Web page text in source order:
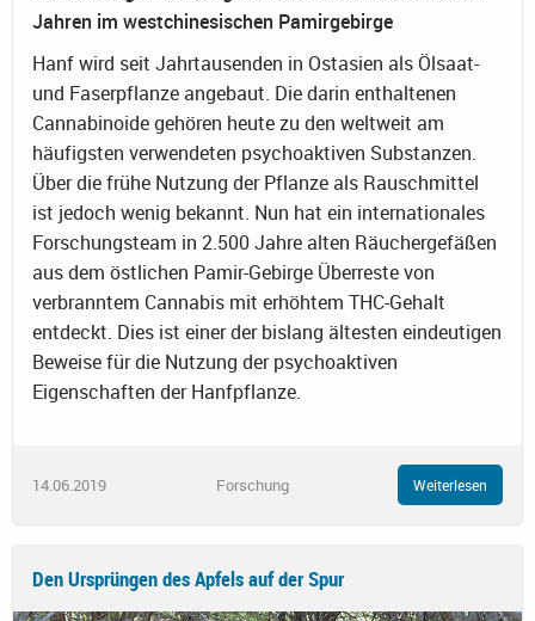
Jahren im westchinesischen Pamirgebirge
Hanf wird seit Jahrtausenden in Ostasien als Ölsaat-
und Faserpflanze angebaut. Die darin enthaltenen
Cannabinoide gehören heute zu den weltweit am
häufigsten verwendeten psychoaktiven Substanzen.
Über die frühe Nutzung der Pflanze als Rauschmittel
ist jedoch wenig bekannt. Nun hat ein internationales
Forschungsteam in 2.500 Jahre alten Räuchergefäßen
aus dem östlichen Pamir-Gebirge Überreste von
verbranntem Cannabis mit erhöhtem THC-Gehalt
entdeckt. Dies ist einer der bislang ältesten eindeutigen
Beweise für die Nutzung der psychoaktiven
Eigenschaften der Hanfpflanze.
14.06.2019 Forschung Weiterlesen
Den Ursprüngen des Apfels auf der Spur